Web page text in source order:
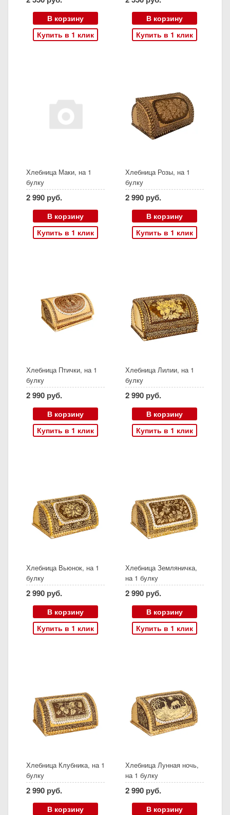
В корзину
Купить в 1 клик
В корзину
Купить в 1 клик
Хлебница Маки, на 1
булку
2 990 руб.
В корзину
Купить в 1 клик
Хлебница Розы, на 1
булку
2 990 руб.
В корзину
Купить в 1 клик
Хлебница Птички, на 1
булку
2 990 руб.
В корзину
Купить в 1 клик
Хлебница Лилии, на 1
булку
2 990 руб.
В корзину
Купить в 1 клик
Хлебница Вьюнок, на 1
булку
2 990 руб.
В корзину
Купить в 1 клик
Хлебница Земляничка,
на 1 булку
2 990 руб.
В корзину
Купить в 1 клик
Хлебница Клубника, на 1
булку
2 990 руб.
В корзину
Хлебница Лунная ночь,
на 1 булку
2 990 руб.
В корзину